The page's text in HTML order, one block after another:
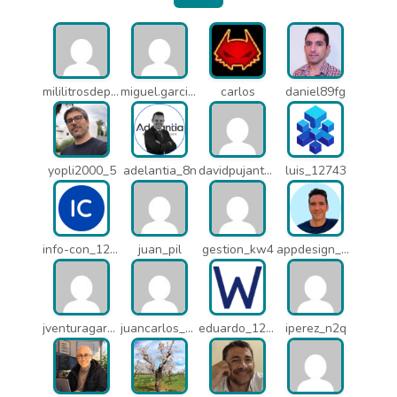
mililitrosdeperfume_lao miguel.garcia_l25 carlos daniel89fg
yopli2000_5 adelantia_8n davidpujantelopez_mrf luis_12743
info-con_12812 juan_pil gestion_kw4 appdesign_pbe
jventuragarcia_13040 juancarlos_ptr eduardo_12367 iperez_n2q